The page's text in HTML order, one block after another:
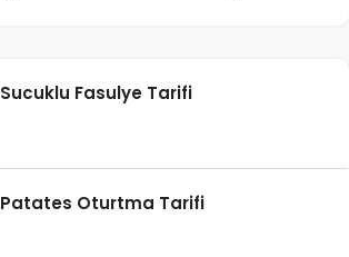
Sucuklu Fasulye Tarifi
Patates Oturtma Tarifi